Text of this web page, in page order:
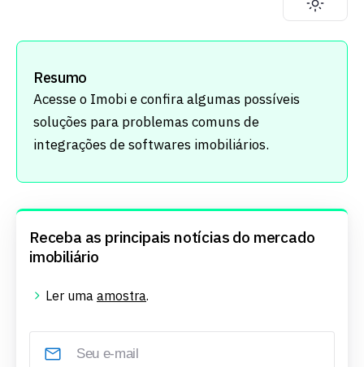
Resumo
Acesse o Imobi e confira algumas possíveis
soluções para problemas comuns de
integrações de softwares imobiliários.
Receba as principais notícias do mercado
imobiliário
Ler uma amostra.